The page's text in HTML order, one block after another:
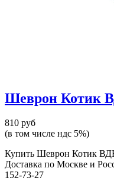
Шеврон Котик
810 руб
(в том числе ндс 5%)
Купить Шеврон Котик
Доставка по Москве и
152-73-27